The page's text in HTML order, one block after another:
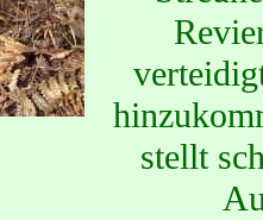
stellt